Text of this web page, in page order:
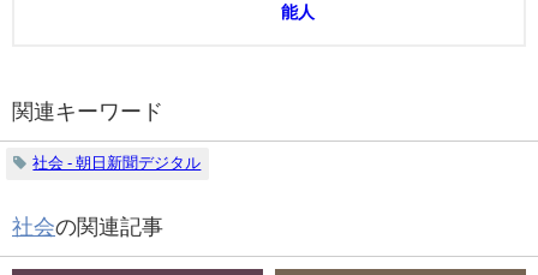
能人
関連キーワード
社会 - 朝日新聞デジタル
社会の関連記事